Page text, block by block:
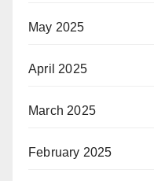
May 2025
April 2025
March 2025
February 2025